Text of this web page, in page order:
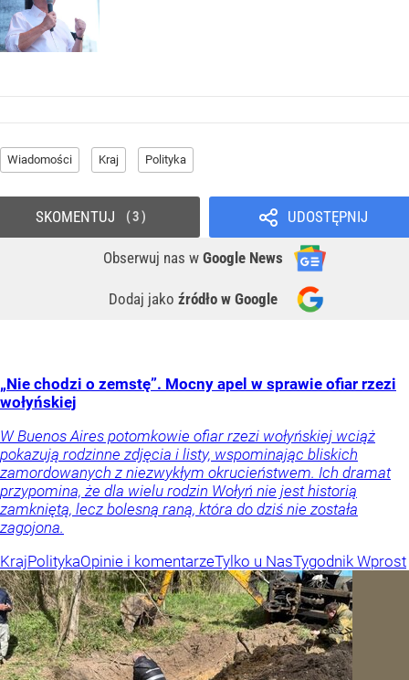
Wiadomości Kraj Polityka
UDOSTĘPNIJ
Obserwuj nas w Google News
Dodaj jako źródło w Google
SKOMENTUJ 3
„Nie chodzi o zemstę”. Mocny apel w sprawie ofiar rzezi
wołyńskiej
W Buenos Aires potomkowie ofiar rzezi wołyńskiej wciąż
pokazują rodzinne zdjęcia i listy, wspominając bliskich
zamordowanych z niezwykłym okrucieństwem. Ich dramat
przypomina, że dla wielu rodzin Wołyń nie jest historią
zamkniętą, lecz bolesną raną, która do dziś nie została
zagojona.
KrajPolitykaOpinie i komentarzeTylko u NasTygodnik Wprost